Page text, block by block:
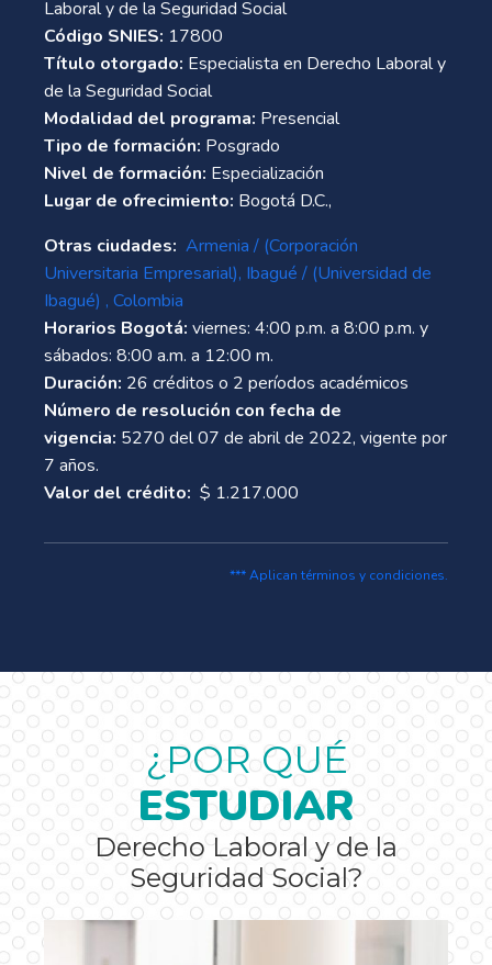
Laboral y de la Seguridad Social
Código SNIES: 17800
Título otorgado: Especialista en Derecho Laboral y
de la Seguridad Social
Modalidad del programa: Presencial
Tipo de formación: Posgrado
Nivel de formación: Especialización
Lugar de ofrecimiento: Bogotá D.C.,
Otras ciudades: Armenia / (Corporación
Universitaria Empresarial), Ibagué / (Universidad de
Ibagué) , Colombia
Horarios Bogotá: viernes: 4:00 p.m. a 8:00 p.m. y
sábados: 8:00 a.m. a 12:00 m.
Duración: 26 créditos o 2 períodos académicos
Número de resolución con fecha de
vigencia: 5270 del 07 de abril de 2022, vigente por
7 años.
Valor del crédito: $ 1.217.000
*** Aplican términos y condiciones.
¿POR QUÉ
ESTUDIAR
Derecho Laboral y de la
Seguridad Social?